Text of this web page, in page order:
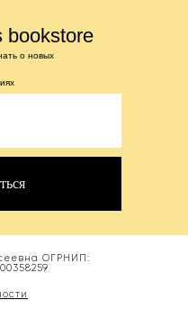
bookstore
о новых
ОГРНИП: